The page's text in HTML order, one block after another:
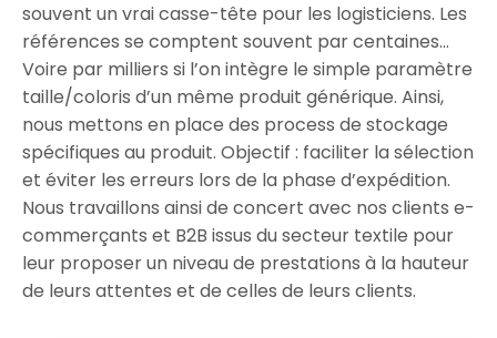
souvent un vrai casse-tête pour les logisticiens. Les
références se comptent souvent par centaines…
Voire par milliers si l’on intègre le simple paramètre
taille/coloris d’un même produit générique. Ainsi,
nous mettons en place des process de stockage
spécifiques au produit. Objectif : faciliter la sélection
et éviter les erreurs lors de la phase d’expédition.
Nous travaillons ainsi de concert avec nos clients e-
commerçants et B2B issus du secteur textile pour
leur proposer un niveau de prestations à la hauteur
de leurs attentes et de celles de leurs clients.